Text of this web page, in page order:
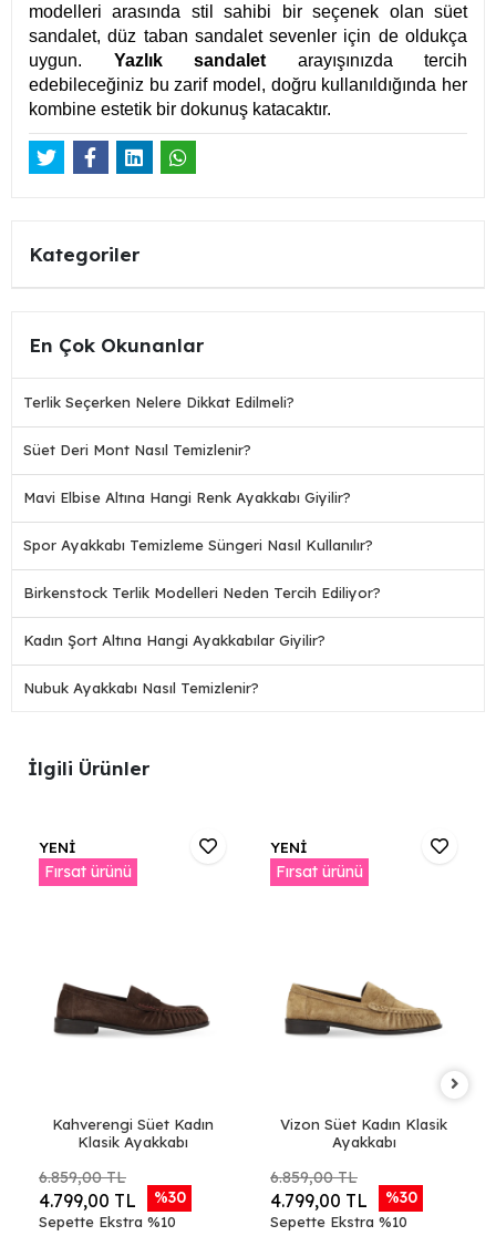
modelleri arasında stil sahibi bir seçenek olan süet
sandalet, düz taban sandalet sevenler için de oldukça
uygun. Yazlık sandalet arayışınızda tercih
edebileceğiniz bu zarif model, doğru kullanıldığında her
kombine estetik bir dokunuş katacaktır.
Kategoriler
En Çok Okunanlar
Terlik Seçerken Nelere Dikkat Edilmeli?
Süet Deri Mont Nasıl Temizlenir?
Mavi Elbise Altına Hangi Renk Ayakkabı Giyilir?
Spor Ayakkabı Temizleme Süngeri Nasıl Kullanılır?
Birkenstock Terlik Modelleri Neden Tercih Ediliyor?
Kadın Şort Altına Hangi Ayakkabılar Giyilir?
Nubuk Ayakkabı Nasıl Temizlenir?
İlgili Ürünler
YENİ
Fırsat ürünü
Kahverengi Süet Kadın
Klasik Ayakkabı
6.859,00 TL
4.799,00 TL %30
Sepette Ekstra %10
YENİ
Fırsat ürünü
Vizon Süet Kadın Klasik
Ayakkabı
6.859,00 TL
4.799,00 TL %30
Sepette Ekstra %10